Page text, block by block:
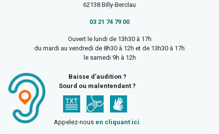
62138 Billy-Berclau
03 21 74 79 00
Ouvert le lundi de 13h30 à 17h
du mardi au vendredi de 8h30 à 12h et de 13h30 à 17h
le samedi 9h à 12h
Baisse d’audition ?
Sourd ou malentendant ?
Appelez-nous en cliquant ici